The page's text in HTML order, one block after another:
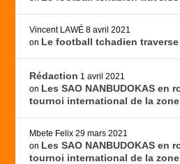
Vincent LAWÉ 8 avril 2021
on Le football tchadien
Rédaction 1 avril 2021
on Les SAO NANBUDOKAS en
tournoi international de la zone
Mbete Felix 29 mars 2021
on Les SAO NANBUDOKAS en
tournoi international de la zone